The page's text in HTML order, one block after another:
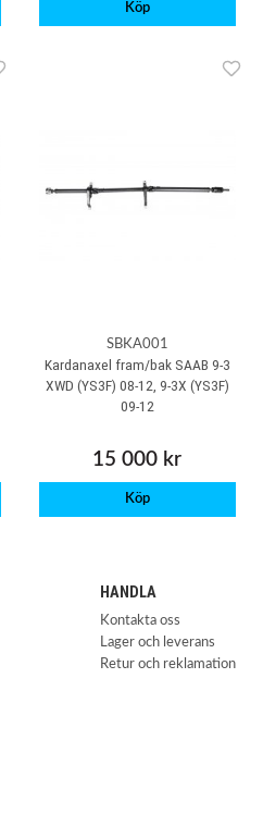
Köp
SBKA001
Kardanaxel fram/bak SAAB 9-3
XWD (YS3F) 08-12, 9-3X (YS3F)
09-12
15 000 kr
Köp
HANDLA
Kontakta oss
Lager och leverans
Retur och reklamation